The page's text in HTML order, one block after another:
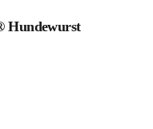
Hundewurst